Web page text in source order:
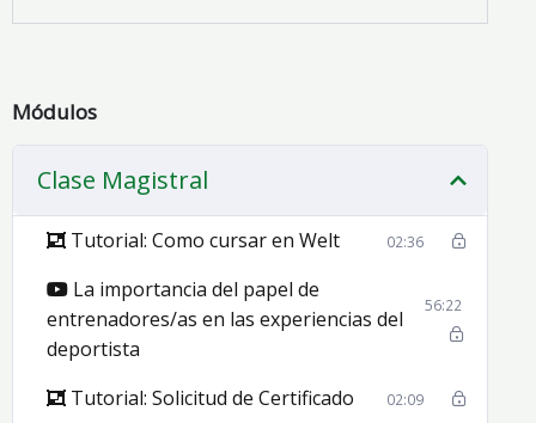
Módulos
Clase Magistral
Tutorial: Como cursar en Welt 02:36
La importancia del papel de
entrenadores/as en las experiencias del
deportista
56:22
Tutorial: Solicitud de Certificado 02:09